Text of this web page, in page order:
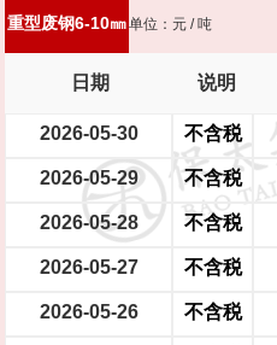
大型电瓶车
重型废钢6-10㎜单位：元 / 吨
日期 说明
2026-05-30 不含税
2026-05-29 不含税
2026-05-28 不含税
2026-05-27 不含税
2026-05-26 不含税